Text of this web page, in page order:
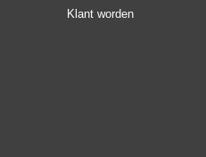
Klant worden